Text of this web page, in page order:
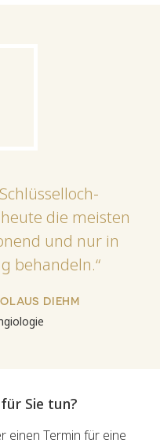
die meisten
und nur in
behandeln.“
DIEHM
Sie tun?
einen Termin für eine